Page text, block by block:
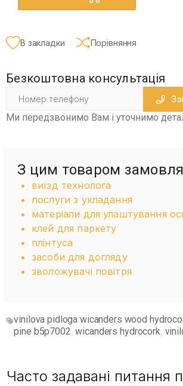
В закладки Порівняння
Безкоштовна консультація
Ми передзвонимо Вам і уточнимо
З цим товаром
виїзд технолога
послуги з укладання
матеріали для улаштування
клей для паркету
плінтуса
засоби для догляду
зволожувачі повітря
vinilova pidloga wicanders wood
pine b5p7002 ,wicanders hydrocork
Часто задавані питання